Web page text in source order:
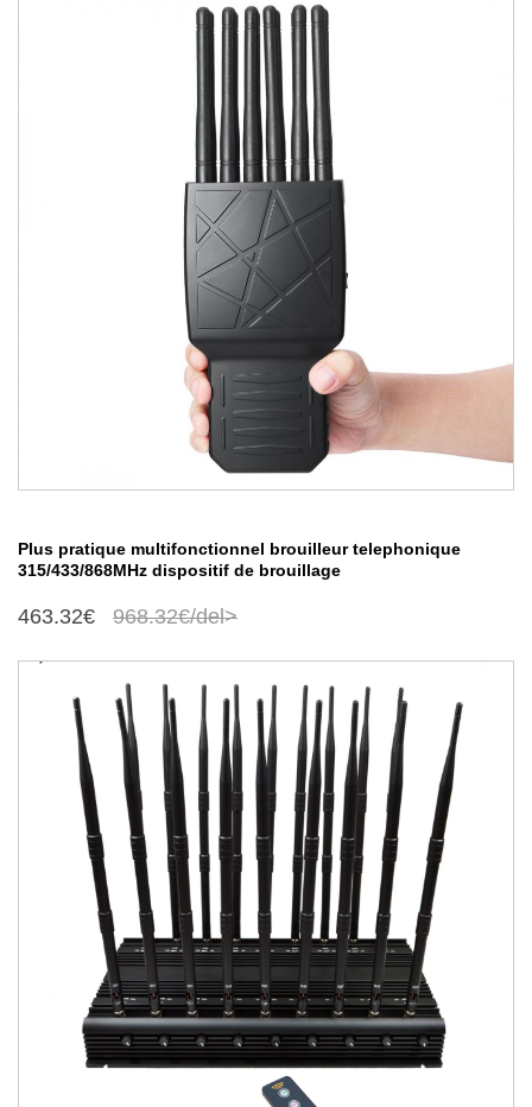
Plus pratique multifonctionnel brouilleur telephonique
315/433/868MHz dispositif de brouillage
463.32€ 968.32€/del>